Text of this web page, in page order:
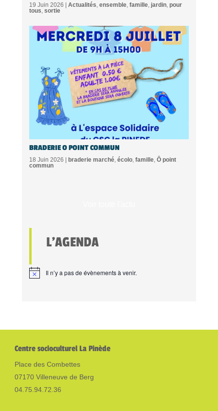
19 Juin 2026 | Actualités ensemble, famille, jardin, pour
tous sortie
BRADERIE O POINT COMMUN
18 Juin 2026 | braderie marché, écolo, famille, Ô point
commun
L'AGENDA
Il n’y a pas de évènements à venir.
Centre socioculturel La Pinède
Place des Combettes
07170 Villeneuve de Berg
04.75.94.72.36